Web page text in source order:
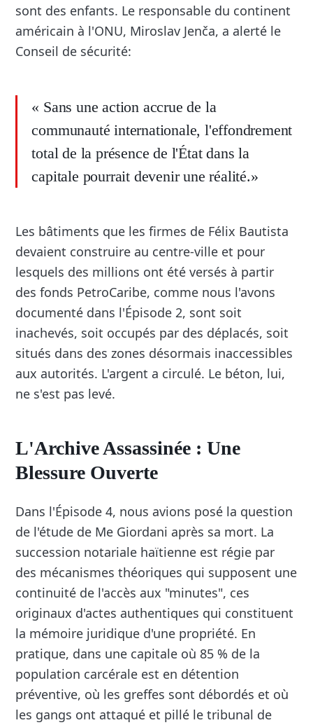
sont des enfants. Le responsable du continent
américain à l'ONU, Miroslav Jenča, a alerté le
Conseil de sécurité:
« Sans une action accrue de la
communauté internationale, l'effondrement
total de la présence de l'État dans la
capitale pourrait devenir une réalité.»
Les bâtiments que les firmes de Félix Bautista
devaient construire au centre-ville et pour
lesquels des millions ont été versés à partir
des fonds PetroCaribe, comme nous l'avons
documenté dans l'Épisode 2, sont soit
inachevés, soit occupés par des déplacés, soit
situés dans des zones désormais inaccessibles
aux autorités. L'argent a circulé. Le béton, lui,
ne s'est pas levé.
L'Archive Assassinée : Une
Blessure Ouverte
Dans l'Épisode 4, nous avions posé la question
de l'étude de Me Giordani après sa mort. La
succession notariale haïtienne est régie par
des mécanismes théoriques qui supposent une
continuité de l'accès aux "minutes", ces
originaux d'actes authentiques qui constituent
la mémoire juridique d'une propriété. En
pratique, dans une capitale où 85 % de la
population carcérale est en détention
préventive, où les greffes sont débordés et où
les gangs ont attaqué et pillé le tribunal de